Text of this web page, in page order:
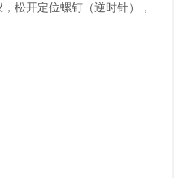
松开定位螺钉（逆时针），